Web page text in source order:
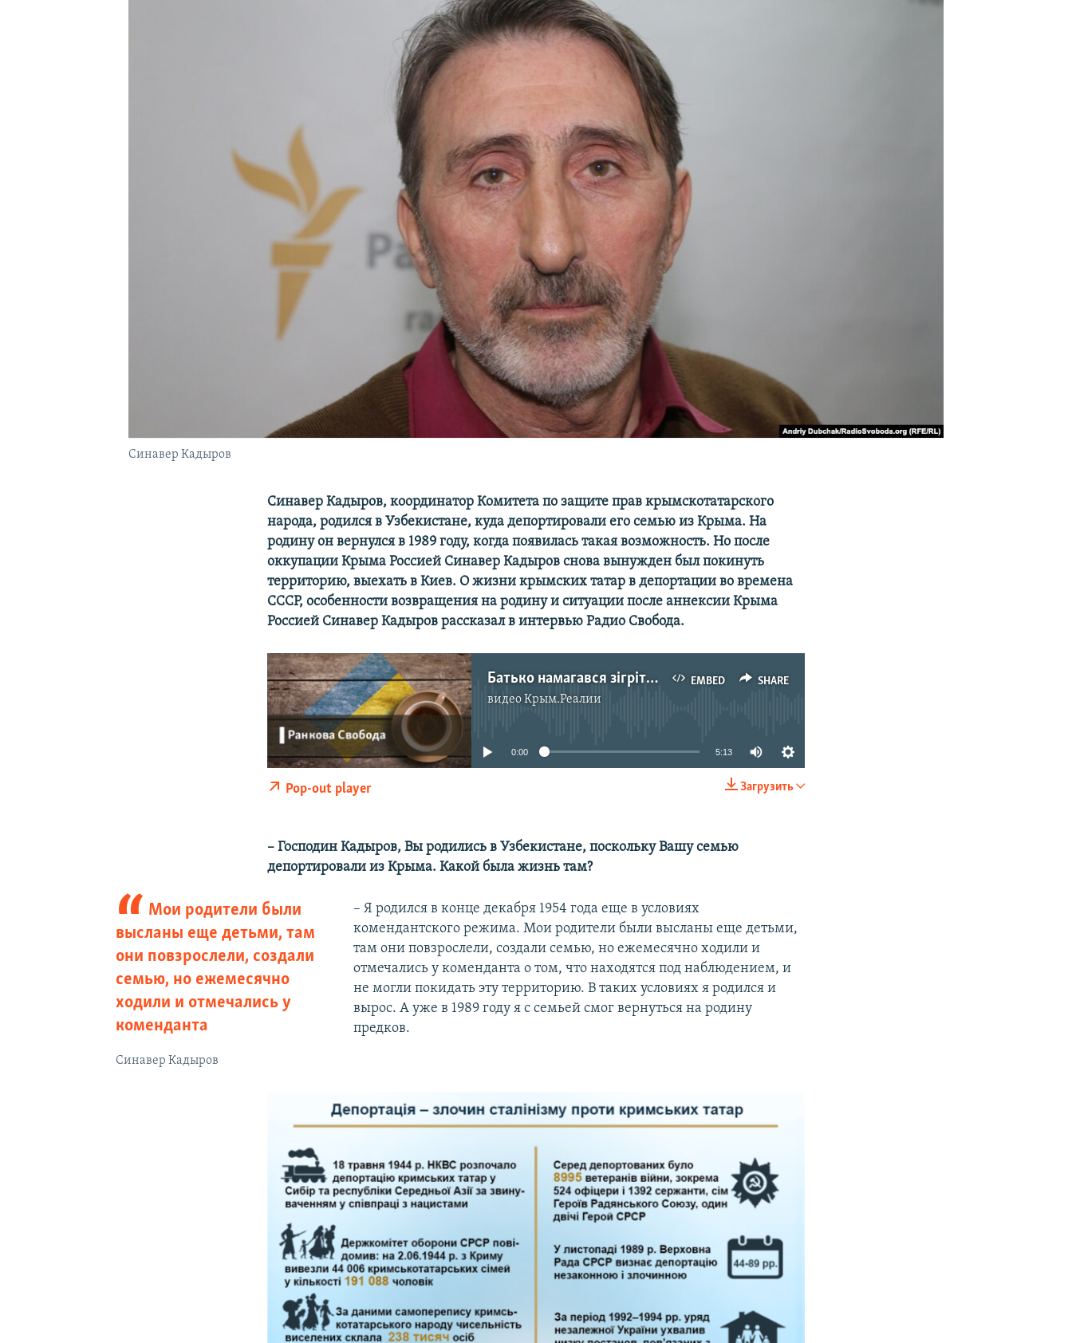
Синавер Кадыров
Синавер Кадыров, координатор Комитета по защите прав крымскотатарского
народа, родился в Узбекистане, куда депортировали его семью из Крыма. На
родину он вернулся в 1989 году, когда появилась такая возможность. Но после
оккупации Крыма Россией Синавер Кадыров снова вынужден был покинуть
территорию, выехать в Киев. О жизни крымских татар в депортации во времена
СССР, особенности возвращения на родину и ситуации после аннексии Крыма
Россией Синавер Кадыров рассказал в интервью Радио Свобода.
EMBED SHARE
Батько намагався зігріти братика, а той був мертвий – Сінавер Кадиров про депортацію
видеоКрым.Реалии
SHARE
No media source currently available
0:00 5:13
Загрузить
Pop-out player
– Господин Кадыров, Вы родились в Узбекистане, поскольку Вашу семью
депортировали из Крыма. Какой была жизнь там?
Мои родители были
высланы еще детьми, там
они повзрослели, создали
семью, но ежемесячно
ходили и отмечались у
коменданта
Синавер Кадыров
– Я родился в конце декабря 1954 года еще в условиях
комендантского режима. Мои родители были высланы еще детьми,
там они повзрослели, создали семью, но ежемесячно ходили и
отмечались у коменданта о том, что находятся под наблюдением, и
не могли покидать эту территорию. В таких условиях я родился и
вырос. А уже в 1989 году я с семьей смог вернуться на родину
предков.